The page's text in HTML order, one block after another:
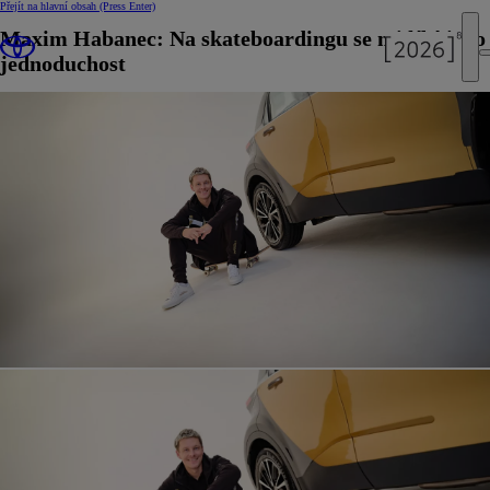
Přejít na hlavní obsah (Press Enter)
Maxim Habanec: Na skateboardingu se mi líbí jeho
jednoduchost